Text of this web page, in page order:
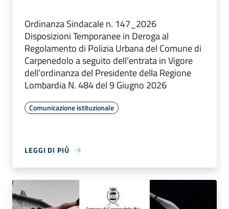
Ordinanza Sindacale n. 147_2026
Disposizioni Temporanee in Deroga al
Regolamento di Polizia Urbana del Comune di
Carpenedolo a seguito dell’entrata in Vigore
dell’ordinanza del Presidente della Regione
Lombardia N. 484 del 9 Giugno 2026
Comunicazione istituzionale
LEGGI DI PIÙ